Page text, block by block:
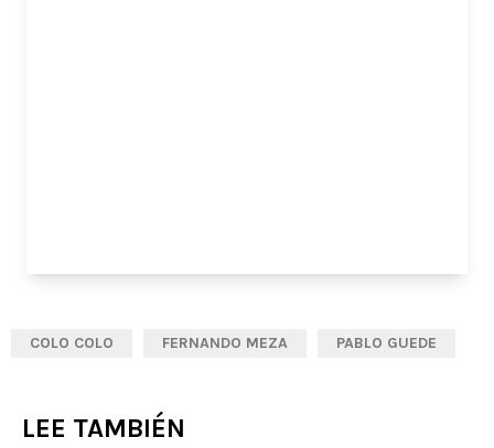
COLO COLO FERNANDO MEZA PABLO GUEDE
LEE TAMBIÉN